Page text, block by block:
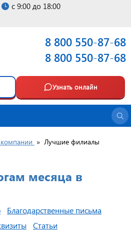
с 9:00 до 18:00
8 800 550-87-68
8 800 550-87-68
Узнать онлайн
» Лучшие филиалы
месяца в
Благодарственные письма
Статьи